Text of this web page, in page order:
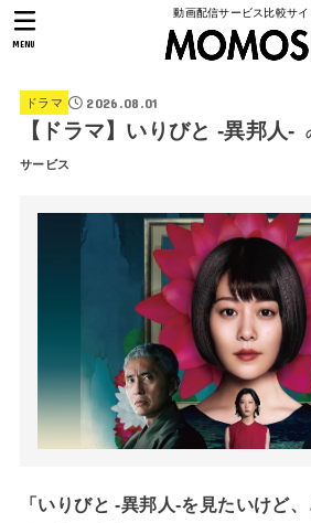
動画配信サービス比較サイ
MENU
ドラマ 2026.08.01
【ドラマ】いりびと -異邦人-
サービス
「いりびと -異邦人-を見たいけど